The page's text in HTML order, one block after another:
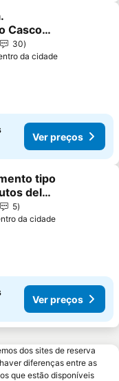
aos favoritos
Casco
30
da cidade
Ver preços
aos favoritos
tipo
del
5
da cidade
Ver preços
dos sites de reserva
diferenças entre as
que estão disponíveis